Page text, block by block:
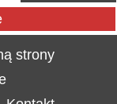
strony